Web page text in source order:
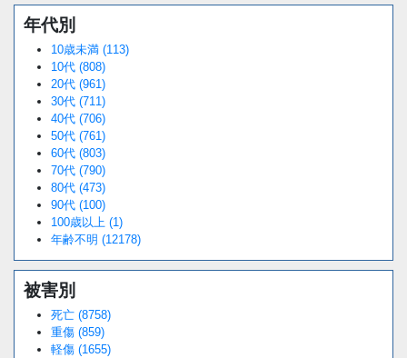
年代別
10歳未満 (113)
10代 (808)
20代 (961)
30代 (711)
40代 (706)
50代 (761)
60代 (803)
70代 (790)
80代 (473)
90代 (100)
100歳以上 (1)
年齢不明 (12178)
被害別
死亡 (8758)
重傷 (859)
軽傷 (1655)